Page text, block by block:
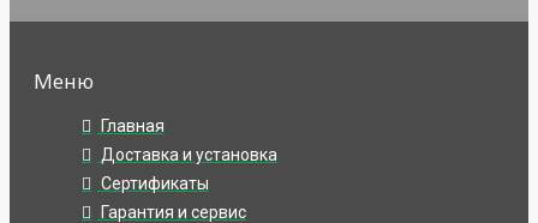
Меню
Главная
Доставка и установка
Сертификаты
Гарантия и сервис